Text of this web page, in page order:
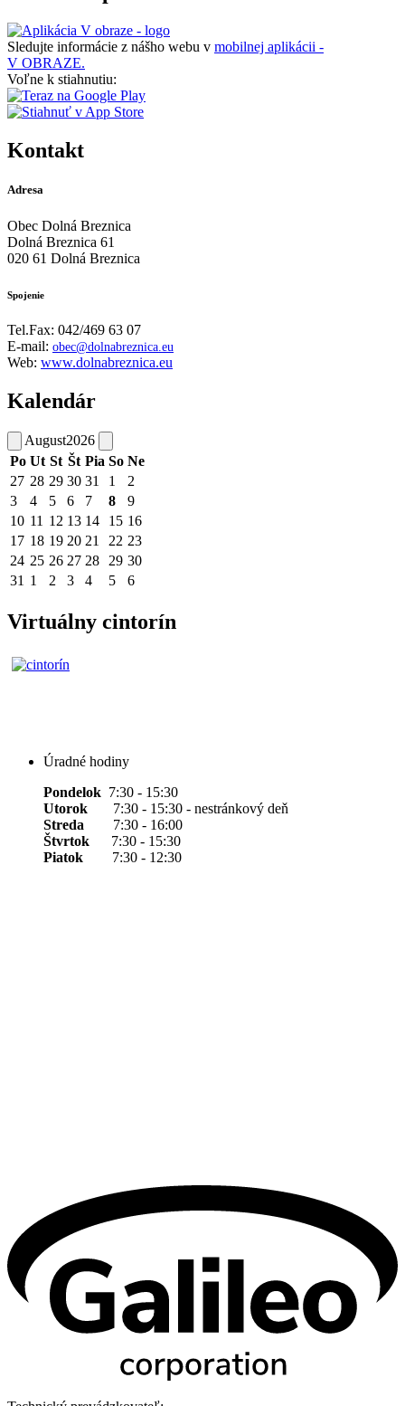
Sledujte informácie z nášho webu v mobilnej aplikácii -
V OBRAZE.
Voľne k stiahnutiu:
Kontakt
Adresa
Obec Dolná Breznica
Dolná Breznica 61
020 61 Dolná Breznica
Spojenie
Tel.Fax: 042/469 63 07
E-mail: obec@dolnabreznica.eu
Web: www.dolnabreznica.eu
Kalendár
August2026
Po Ut St Št Pia So Ne
27 28 29 30 31 1
2
3
4 5 6 7 8
9
10 11 12 13 14 15 16
17 18 19 20 21 22 23
24 25 26 27 28 29 30
31 1 2 3 4 5 6
Virtuálny cintorín
Úradné hodiny
Pondelok 7:30 - 15:30
Utorok 7:30 - 15:30 - nestránkový deň
Streda 7:30 - 16:00
Štvrtok 7:30 - 15:30
Piatok 7:30 - 12:30